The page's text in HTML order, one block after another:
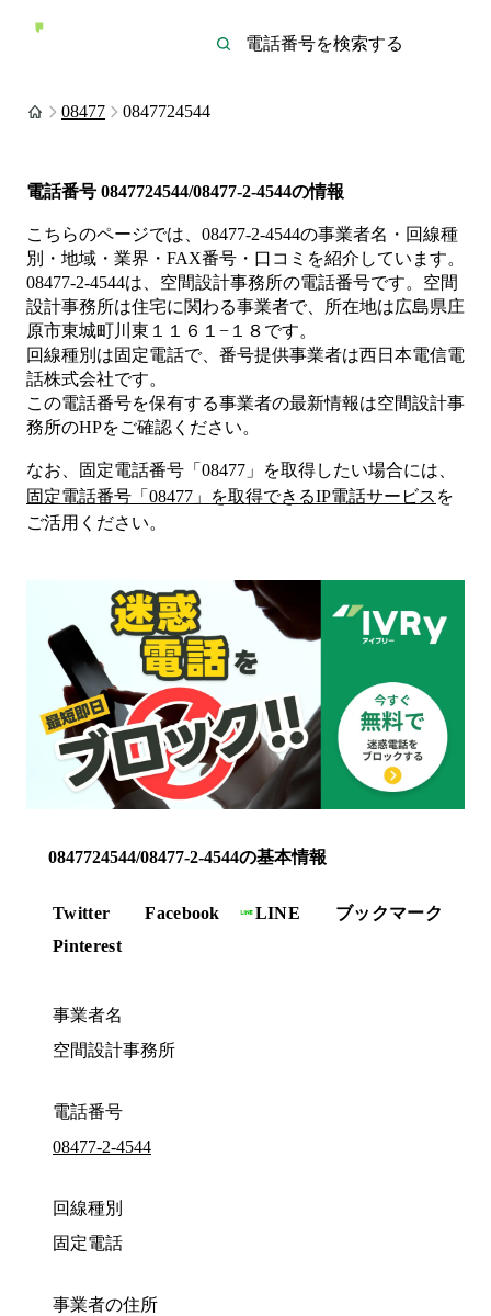
08477 0847724544
電話番号 0847724544/08477-2-4544の情報
こちらのページでは、 08477-2-4544の事業者名・回線種
別・地域・業界・FAX番号・口コミを紹介しています。
08477-2-4544は、 空間設計事務所の電話番号です。 空間
設計事務所は住宅に関わる事業者で、所在地は広島県庄
原市東城町川東１１６１−１８ です。
回線種別は固定電話で、番号提供事業者は西日本電信電
話株式会社です。
この電話番号を保有する事業者の最新情報は空間設計事
務所のHPをご確認ください。
なお、固定電話番号「 08477 」を取得したい場合には、
固定電話番号「 08477 」を取得できるIP電話サービス を
ご活用ください。
0847724544/08477-2-4544の基本情報
Twitter Facebook LINE
ブックマーク
Pinterest
事業者名
空間設計事務所
電話番号
08477-2-4544
回線種別
固定電話
事業者の住所